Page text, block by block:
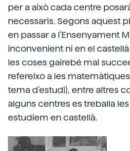
per a això cada centre
necessaris. Segons aquest
en passar a l'Ensenyament
inconvenient ni en el
les coses gairebé mai
refereixo a les
tema d'estudi), entre altres
alguns centres es treballa
estudiem en castellà.